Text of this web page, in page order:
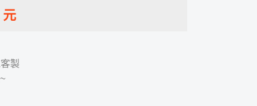
製